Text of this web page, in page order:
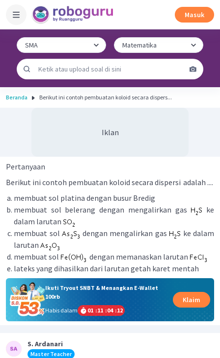
Masuk
Beranda Berikut ini contoh pembuatan koloid secara dispers...
Iklan
Pertanyaan
Berikut ini contoh pembuatan koloid secara dispersi adalah ....
membuat sol platina dengan busur Bredig
membuat sol belerang dengan mengalirkan gas
ke
dalam larutan
membuat sol
dengan mengalirkan gas
ke dalam
larutan
membuat sol
dengan memanaskan larutan
lateks yang dihasilkan dari larutan getah karet mentah
Ikuti Tryout SNBT & Menangkan E-Wallet
100rb
Habis dalam
01 :11 :04 :12
Klaim
S. Ardanari
Master Teacher